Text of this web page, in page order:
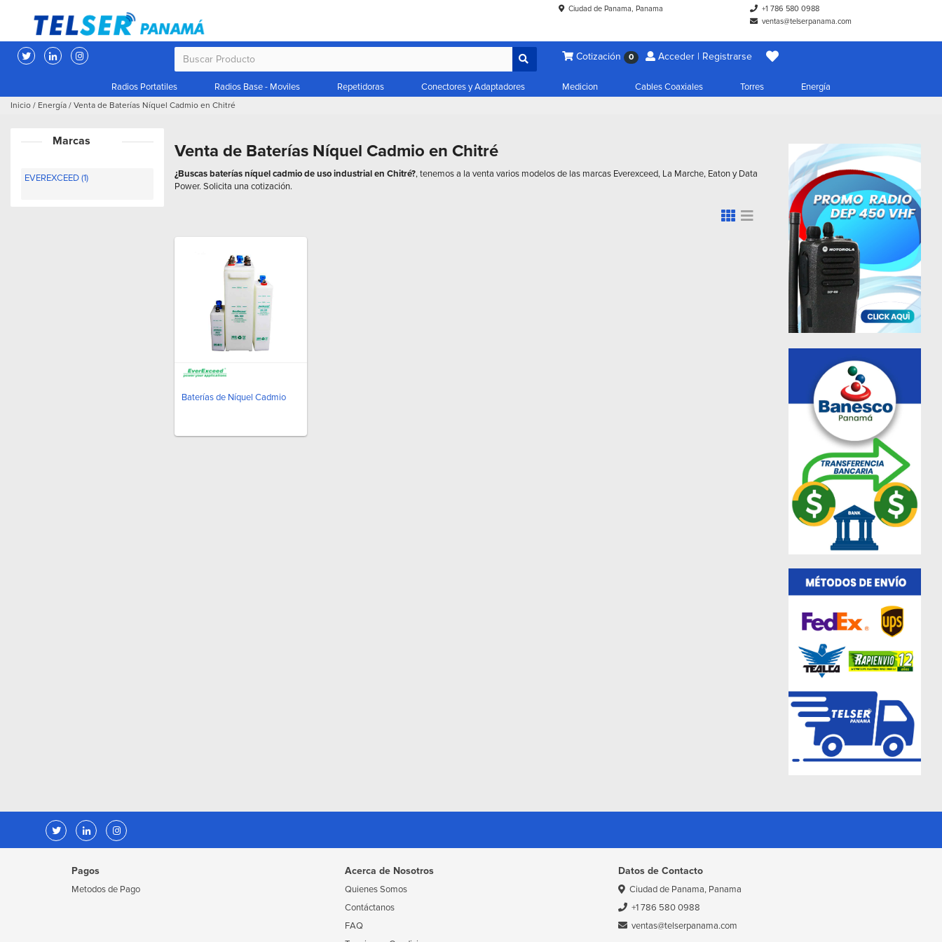
Ciudad de Panama, Panama
+1 786 580 0988
ventas@telserpanama.com
Cotización 0 Acceder | Registrarse
Radios Portatiles Radios Base - Moviles Repetidoras Conectores y Adaptadores Medicion Cables Coaxiales Torres Energía
Inicio / Energía / Venta de Baterías Níquel Cadmio en Chitré
Marcas
EVEREXCEED (1)
Venta de Baterías Níquel Cadmio en Chitré
¿Buscas baterías níquel cadmio de uso industrial en Chitré?, tenemos a la venta varios modelos de las marcas Everexceed, La Marche, Eaton y Data
Power. Solicita una cotización.
Baterías de Níquel Cadmio
Pagos
Metodos de Pago
Acerca de Nosotros
Quienes Somos
Contáctanos
FAQ
Datos de Contacto
Ciudad de Panama, Panama
+1 786 580 0988
ventas@telserpanama.com